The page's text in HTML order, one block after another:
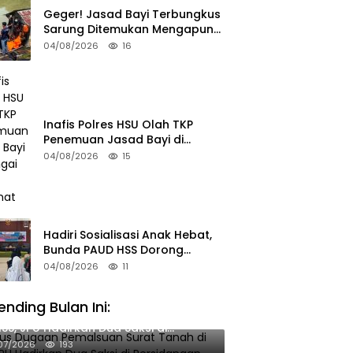
Geger! Jasad Bayi Terbungkus
Sarung Ditemukan Mengapung
di Sungai HSU
04/08/2026 16
Inafis Polres HSU Olah TKP
Penemuan Jasad Bayi di
Sungai Desa Keramat
04/08/2026 15
Hadiri Sosialisasi Anak Hebat,
Bunda PAUD HSS Dorong
Pelajar Terapkan Kebiasaan
04/08/2026 11
Bulan Ini:
Dugaan Pemalsuan Surat Tanah
JPU Hadirkan Dua Saksi di
2026 193